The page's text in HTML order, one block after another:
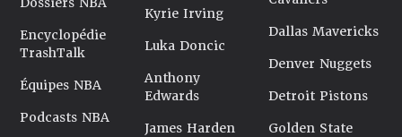
Encyclopédie
TrashTalk
Équipes NBA
Podcasts NBA
Kyrie Irving
Luka Doncic
Anthony
Edwards
James Harden
Dallas Mavericks
Denver Nuggets
Detroit Pistons
Golden State